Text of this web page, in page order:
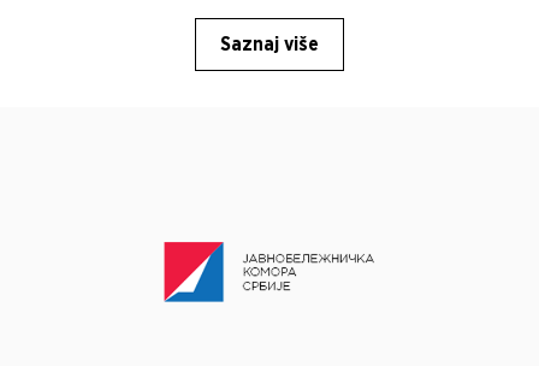
Saznaj više